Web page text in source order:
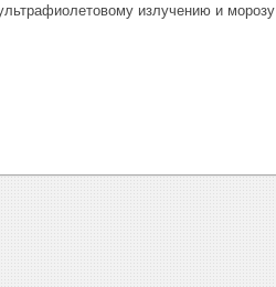
излучению и морозу